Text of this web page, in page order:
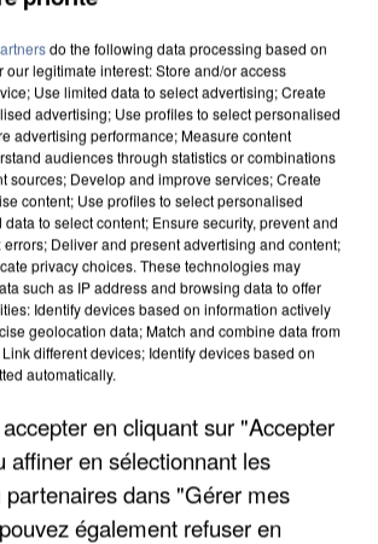
CES CANICULES, LES REFUGES
SONT...
do the following data processing based on
our legitimate interest: Store and/or access
Use limited data to select advertising; Create
advertising; Use profiles to select personalised
advertising performance; Measure content
audiences through statistics or combinations
sources; Develop and improve services; Create
content; Use profiles to select personalised
to select content; Ensure security, prevent and
errors; Deliver and present advertising and content;
privacy choices. These technologies may
such as IP address and browsing data to offer
Identify devices based on information actively
geolocation data; Match and combine data from
different devices; Identify devices based on
automatically.
en cliquant sur "Accepter
affiner en sélectionnant les
partenaires dans "Gérer mes
également refuser en